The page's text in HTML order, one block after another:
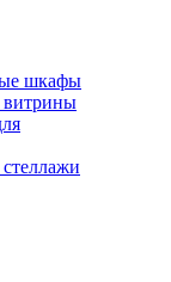
шкафы